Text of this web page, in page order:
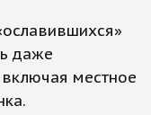
даже
местное